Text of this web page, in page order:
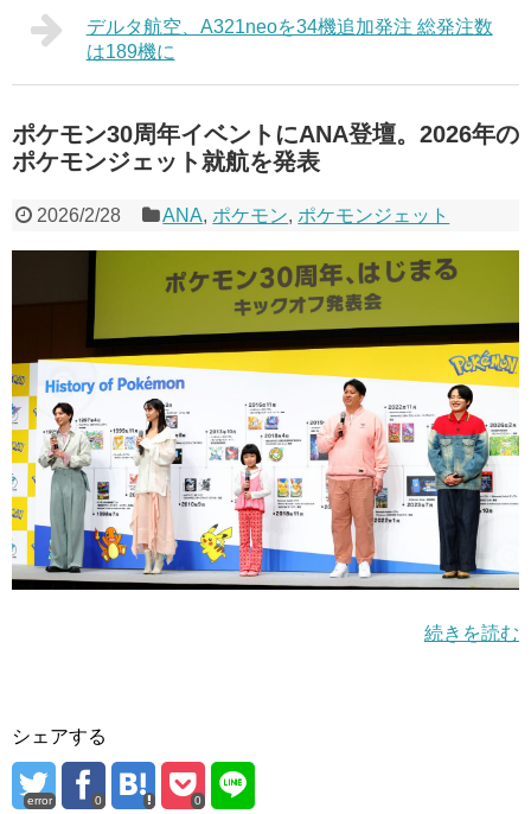
デルタ航空、A321neoを34機追加発注 総発注数
は189機に
ポケモン30周年イベントにANA登壇。2026年の
ポケモンジェット就航を発表
2026/2/28 ANA, ポケモン, ポケモンジェット
続きを読む
シェアする
error 0 0